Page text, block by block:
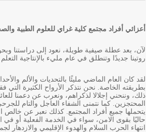
أعزائي أفراد مجتمع كلية غراي للعلوم الطبية
لآن، بعد عطلة صيفية طويلة، نعود إلى دراستنا
روتينا جديدًا وتنطلق في عام مليء بالإنتاجية التعلم
لقد كان العام الماضي مليئًا بالتحديات والألم
بطريقته الخاصة. نحن نتذكر الأرواح الكثيرة
ذلك، وننحني إجلالا لذكراهم، ونعرب عن دعمنا
المحتجزين. كما نتمنى الشفاء العاجل والتام
يتحملها جميع أفراد المجتمع. كذلك نعبر عن خالص
حاليًا بقوى الامن، سواء في الخدمة الفعلية أو
انتهاء الحرب السلام والهدوء الإقليمي والازدهار